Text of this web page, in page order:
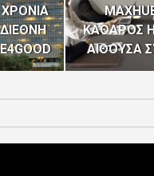
ΚΑΘΑΡΟΣ
ΑΙΘΟΥΣΑ